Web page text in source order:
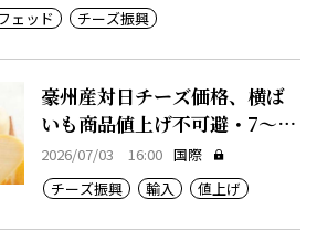
ェッド チーズ振興
豪州産対日チーズ価格、横ば
いも商品値上げ不可避・7～12
月期
2026/07/03 16:00 国際
チーズ振興
輸入 値上げ